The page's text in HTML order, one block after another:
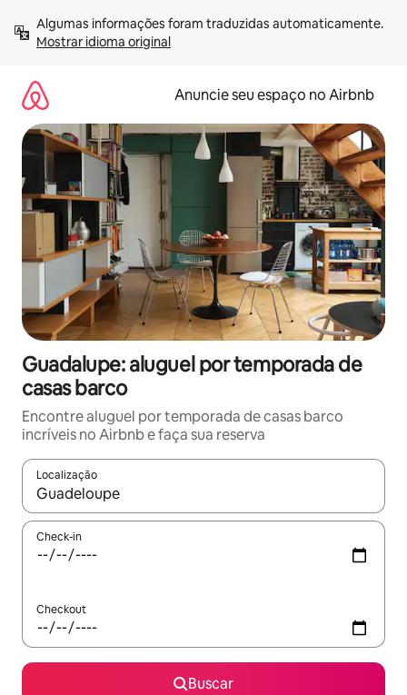
para
Mostrar idioma original
Anuncie seu espaço no Airbnb
Guadalupe: aluguel por temporada de
casas barco
Encontre aluguel por temporada de casas barco
incríveis no Airbnb e faça sua reserva
Localização
Quando os resultados estiverem disponíveis, explore-os
Check-in
Checkout
Buscar